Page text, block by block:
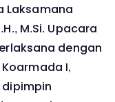
Laksamana
M.Si. Upacara
dengan
I,
dipimpin